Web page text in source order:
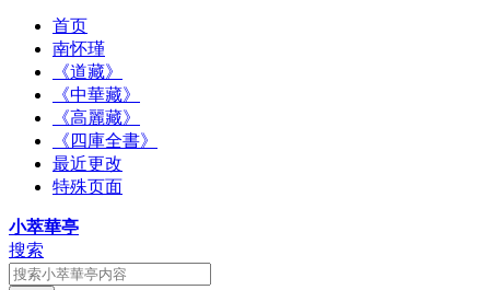
首页
南怀瑾
《道藏》
《中華藏》
《高麗藏》
《四庫全書》
最近更改
特殊页面
小萃華亭
搜索